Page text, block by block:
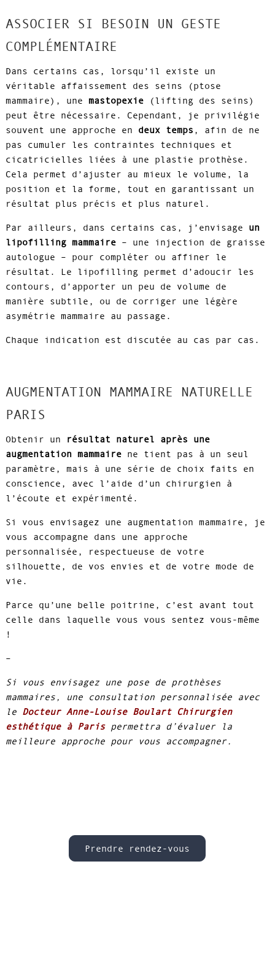
ASSOCIER SI BESOIN UN GESTE
COMPLÉMENTAIRE
Dans certains cas, lorsqu’il existe un
véritable affaissement des seins (ptose
mammaire), une mastopexie(lifting des seins)
peut être nécessaire. Cependant, je privilégie
souvent une approche en deux temps , afin de ne
pas cumuler les contraintes techniques et
cicatricielles liées à une plastie prothèse.
Cela permet d’ajuster au mieux le volume, la
position et la forme, tout en garantissant un
résultat plus précis et plus naturel.
Par ailleurs, dans certains cas, j’envisage un
lipofilling mammaire– une injection de graisse
autologue – pour compléter ou affiner le
résultat. Le lipofilling permet d’adoucir les
contours, d’apporter un peu de volume de
manière subtile, ou de corriger une légère
asymétrie mammaire au passage.
Chaque indication est discutée au cas par cas.
AUGMENTATION MAMMAIRE NATURELLE
PARIS
Obtenir un
résultat naturel après une
augmentation mammaire ne tient pas à un seul
paramètre, mais à une série de choix faits en
conscience, avec l’aide d’un chirurgien à
l’écoute et expérimenté.
Si vous envisagez une augmentation mammaire, je
vous accompagne dans une approche
personnalisée, respectueuse de votre
silhouette, de vos envies et de votre mode de
vie.
Parce qu’une belle poitrine, c’est avant tout
celle dans laquelle vous vous sentez vous-même
!
–
Si vous envisagez une pose de prothèses
mammaires, une consultation personnalisée avec
le Docteur Anne-Louise Boulart Chirurgien
esthétique à Parispermettra d’évaluer la
meilleure approche pour vous accompagner.
Prendre rendez-vous